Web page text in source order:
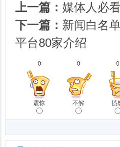
上一篇： 媒体人必
下一篇： 新闻白名
平台80家介绍
0
震惊
0
不解
0
愤